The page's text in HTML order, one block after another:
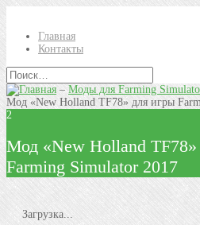
Главная
Контакты
–Моды для Farming
Мод «New Holland TF78» для игры
2
Мод «New Holland TF78»
Farming Simulator 2017
Загрузка...